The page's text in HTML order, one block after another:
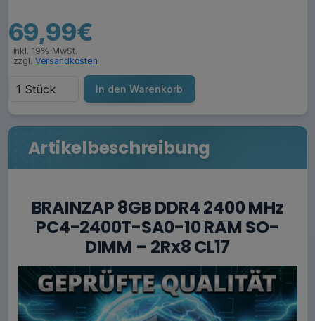
69,99€
inkl. 19% MwSt.
zzgl. Versandkosten
In den Warenkorb
Artikelbeschreibung
BRAINZAP 8GB DDR4 2400 MHz
PC4-2400T-SA0-10 RAM SO-
DIMM – 2Rx8 CL17